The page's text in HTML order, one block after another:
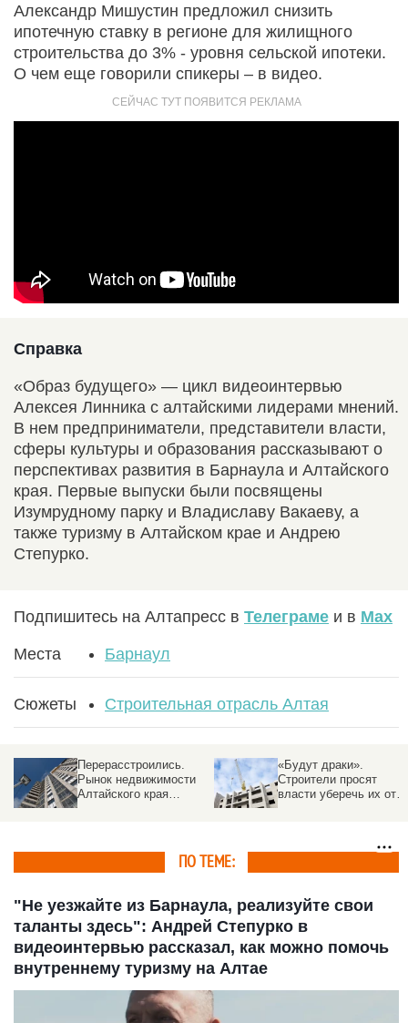
Александр Мишустин предложил снизить
ипотечную ставку в регионе для жилищного
строительства до 3% - уровня сельской ипотеки.
О чем еще говорили спикеры – в видео.
Справка
«Образ будущего» — цикл видеоинтервью
Алексея Линника с алтайскими лидерами мнений.
В нем предприниматели, представители власти,
сферы культуры и образования рассказывают о
перспективах развития в Барнаула и Алтайского
края. Первые выпуски были посвящены
Изумрудному парку и Владиславу Вакаеву, а
также туризму в Алтайском крае и Андрею
Степурко.
Подпишитесь на Алтапресс в Телеграме и в Max
Места Барнаул
Сюжеты Строительная отрасль Алтая
Перерасстроились.
Рынок недвижимости
Алтайского края
«Будут драки».
Строители просят
власти уберечь их от
ПО ТЕМЕ:
"Не уезжайте из Барнаула, реализуйте свои
таланты здесь": Андрей Степурко в
видеоинтервью рассказал, как можно помочь
внутреннему туризму на Алтае